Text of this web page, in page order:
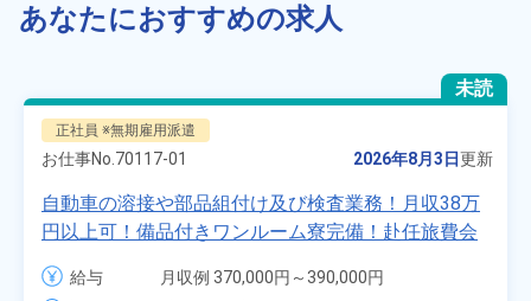
あなたにおすすめの求人
未読
正社員 ※無期雇用派遣
お仕事No. 70117-01 2026年8月3日更新
自動車の溶接や部品組付け及び検査業務！月収38万
円以上可！備品付きワンルーム寮完備！赴任旅費会
社負担★人気の土日休み！昇給＆業績賞与あり！
車・バイク通勤可！無料駐車場あり！カップルでの
給与
月収例 370,000円～390,000円